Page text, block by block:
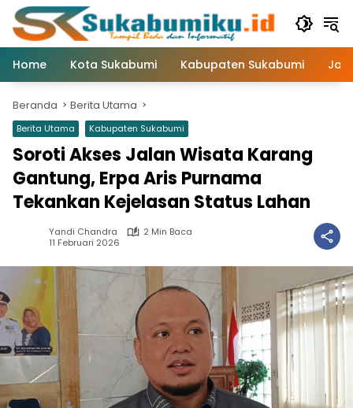
Langsung
konten
Home
Kota Sukabumi Kabupaten Sukabumi
Beranda Berita Utama
Berita Utama Kabupaten Sukabumi
Soroti Akses Jalan Wisata Karang
Gantung, Erpa Aris Purnama
Tekankan Kejelasan Status Lahan
Yandi Chandra
2 Min Baca
11 Februari 2026